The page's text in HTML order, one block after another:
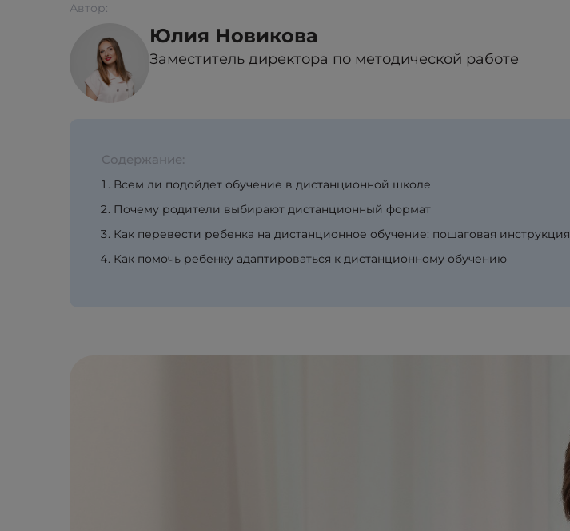
Автор:
Юлия Новикова
Заместитель директора по методической работе
Содержание:
Всем ли подойдет обучение в дистанционной школе
Почему родители выбирают дистанционный формат
Как перевести ребенка на дистанционное обучение: пошаговая инструкция
Как помочь ребенку адаптироваться к дистанционному обучению